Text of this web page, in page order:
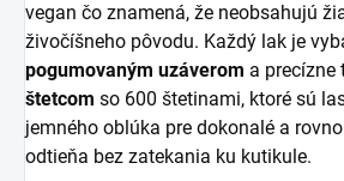
vegan čo znamená, že neobsahujú
živočíšneho pôvodu. Každý lak je
pogumovaným uzáverom a precízne
štetcom so 600 štetinami, ktoré sú
jemného oblúka pre dokonalé a
odtieňa bez zatekania ku kutikule.